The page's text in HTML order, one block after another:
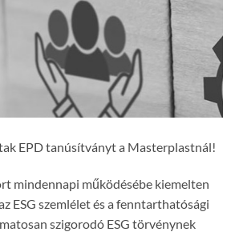
EPD tanúsítványt a Masterplastnál!
mindennapi működésébe kiemelten
ESG szemlélet és a fenntarthatósági
szigorodó ESG törvénynek